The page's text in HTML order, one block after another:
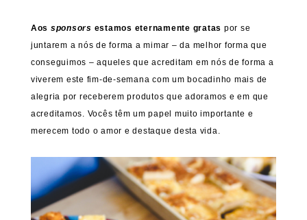
Aos sponsors estamos eternamente gratas por se
juntarem a nós de forma a mimar – da melhor forma que
conseguimos – aqueles que acreditam em nós de forma a
viverem este fim-de-semana com um bocadinho mais de
alegria por receberem produtos que adoramos e em que
acreditamos. Vocês têm um papel muito importante e
merecem todo o amor e destaque desta vida.